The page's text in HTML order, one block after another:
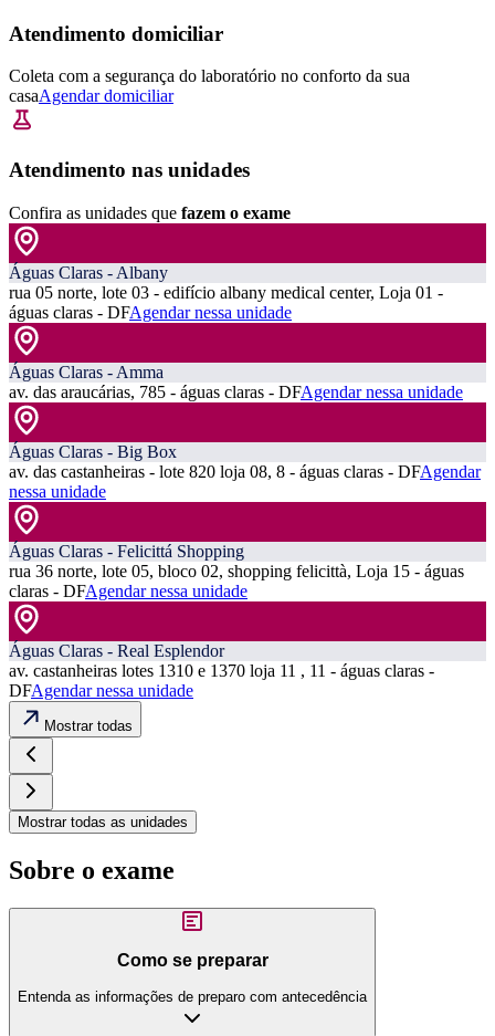
Atendimento domiciliar
Coleta com a segurança do laboratório no conforto da sua
casaAgendar domiciliar
Atendimento nas unidades
Confira as unidades que fazem o exame
Águas Claras - Albany
rua 05 norte, lote 03 - edifício albany medical center, Loja 01 -
águas claras - DFAgendar nessa unidade
Águas Claras - Amma
av. das araucárias, 785 - águas claras - DFAgendar nessa unidade
Águas Claras - Big Box
av. das castanheiras - lote 820 loja 08, 8 - águas claras - DFAgendar
nessa unidade
Águas Claras - Felicittá Shopping
rua 36 norte, lote 05, bloco 02, shopping felicittà, Loja 15 - águas
claras - DFAgendar nessa unidade
Águas Claras - Real Esplendor
av. castanheiras lotes 1310 e 1370 loja 11 , 11 - águas claras -
DFAgendar nessa unidade
Mostrar todas
Mostrar todas as unidades
Sobre o exame
Como se preparar
Entenda as informações de preparo com antecedência